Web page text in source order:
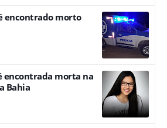
encontrado morto
encontrada morta na
Bahia